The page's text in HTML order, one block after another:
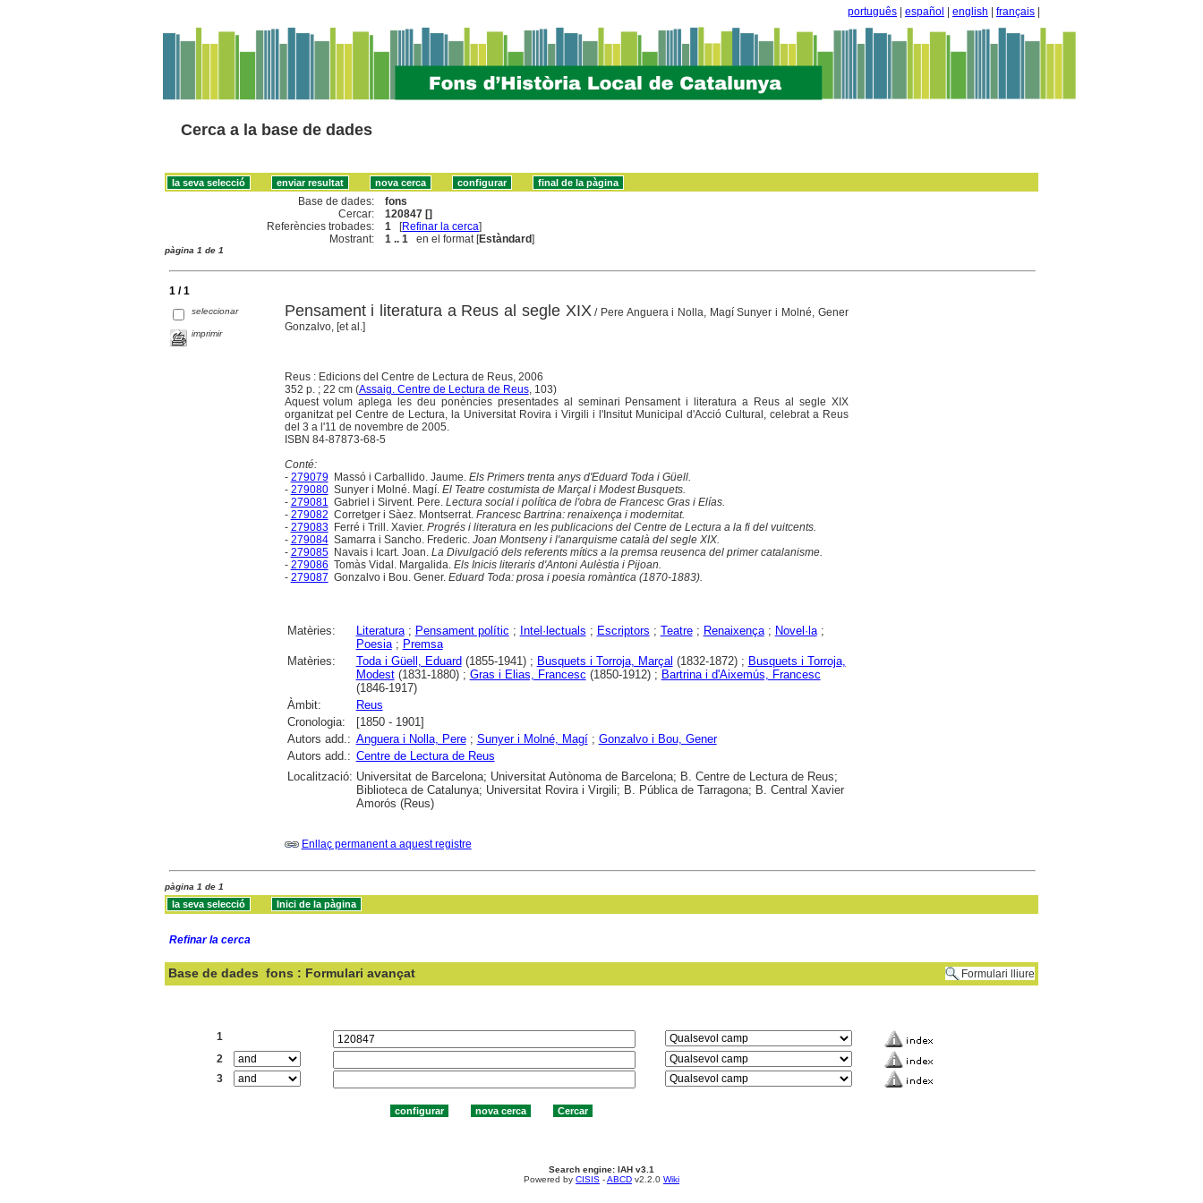
português español english français
Cerca a la base de dades
Base de dades:
fons
Cercar:
120847 []
Referències trobades:
1 [Refinar la cerca]
Mostrant:
1 .. 1 en el format [Estàndard]
pàgina 1 de 1
1 / 1
seleccionar
imprimir
Pensament i literatura a Reus al segle XIX/ Pere Anguera i Nolla, Magí Sunyer i Molné, Gener
Gonzalvo, [et al.]
Reus : Edicions del Centre de Lectura de Reus, 2006
352 p. ; 22 cm (Assaig. Centre de Lectura de Reus, 103)
Aquest volum aplega les deu ponències presentades al seminari Pensament i literatura a Reus al segle XIX
organitzat pel Centre de Lectura, la Universitat Rovira i Virgili i l'Insitut Municipal d'Acció Cultural, celebrat a Reus
del 3 a l'11 de novembre de 2005.
ISBN 84-87873-68-5
Conté:
- 279079Massó i Carballido. Jaume. Els Primers trenta anys d'Eduard Toda i Güell.
- 279080Sunyer i Molné. Magí. El Teatre costumista de Marçal i Modest Busquets.
- 279081 Gabriel i Sirvent. Pere. Lectura social i política de l'obra de Francesc Gras i Elías.
- 279082 Corretger i Sàez. Montserrat. Francesc Bartrina: renaixença i modernitat.
- 279083Ferré i Trill. Xavier. Progrés i literatura en les publicacions del Centre de Lectura a la fi del vuitcents.
- 279084Samarra i Sancho. Frederic. Joan Montseny i l'anarquisme català del segle XIX.
- 279085Navais i Icart. Joan. La Divulgació dels referents mítics a la premsa reusenca del primer catalanisme.
- 279086 Tomàs Vidal. Margalida. Els Inicis literaris d'Antoni Aulèstia i Pijoan.
- 279087 Gonzalvo i Bou. Gener. Eduard Toda: prosa i poesia romàntica (1870-1883).
Matèries: Literatura; Pensament polític ; Intel·lectuals ; Escriptors ; Teatre; Renaixença; Novel·la;
Poesia; Premsa
Matèries:
Toda i Güell, Eduard (1855-1941) ; Busquets i Torroja, Marçal (1832-1872) ; Busquets i Torroja,
Modest(1831-1880) ; Gras i Elias, Francesc (1850-1912) ; Bartrina i d'Aixemús, Francesc
(1846-1917)
Àmbit:
Reus
Cronologia:
[1850 - 1901]
Autors add.: Anguera i Nolla, Pere; Sunyer i Molné, Magí; Gonzalvo i Bou, Gener
Autors add.: Centre de Lectura de Reus
Localització: Universitat de Barcelona; Universitat Autònoma de Barcelona; B. Centre de Lectura de Reus;
Biblioteca de Catalunya; Universitat Rovira i Virgili; B. Pública de Tarragona; B. Central Xavier
Amorós (Reus)
Enllaç permanent a aquest registre
pàgina 1 de 1
Refinar la cerca
Base de dades fons : Formulari avançat Formulari lliure
1
2
3
Search engine: IAH v3.1
Powered by CISIS-ABCDv2.2.0 Wiki